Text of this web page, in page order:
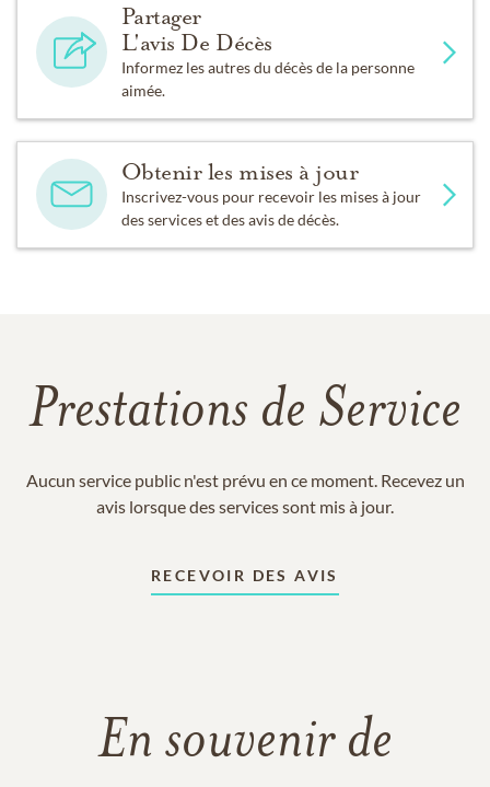
Partager
L'avis De Décès
Informez les autres du décès de la personne
aimée.
Obtenir les mises à jour
Inscrivez-vous pour recevoir les mises à jour
des services et des avis de décès.
Prestations de Service
Aucun service public n'est prévu en ce moment. Recevez un
avis lorsque des services sont mis à jour.
RECEVOIR DES AVIS
En souvenir de